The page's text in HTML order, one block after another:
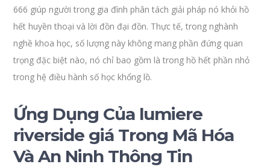
666 giúp người trong gia đình phân tách giải pháp nó khỏi hồ
hết huyền thoại và lời đồn đại đồn. Thực tế, trong nghành
nghề khoa học, số lượng này không mang phần đứng quan
trọng đặc biệt nào, nó chỉ bao gồm là trong hồ hết phần nhỏ
trong hệ điều hành số học khổng lồ.
Ứng Dụng Của lumiere
riverside giá Trong Mã Hóa
Và An Ninh Thông Tin